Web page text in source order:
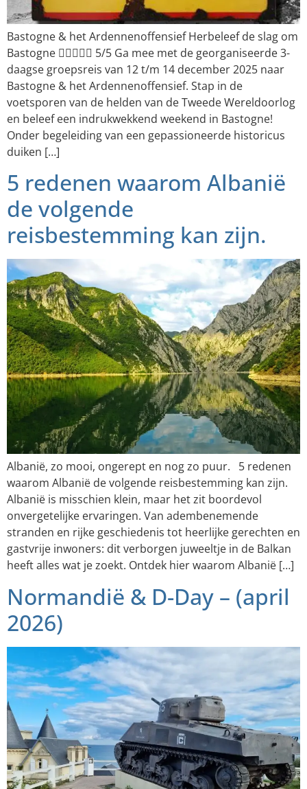
Bastogne & het Ardennenoffensief Herbeleef de slag om
Bastogne  5/5 Ga mee met de georganiseerde 3-
daagse groepsreis van 12 t/m 14 december 2025 naar
Bastogne & het Ardennenoffensief. Stap in de
voetsporen van de helden van de Tweede Wereldoorlog
en beleef een indrukwekkend weekend in Bastogne!
Onder begeleiding van een gepassioneerde historicus
duiken […]
5 redenen waarom Albanië
de volgende
reisbestemming kan zijn.
Albanië, zo mooi, ongerept en nog zo puur. 5 redenen
waarom Albanië de volgende reisbestemming kan zijn.
Albanië is misschien klein, maar het zit boordevol
onvergetelijke ervaringen. Van adembenemende
stranden en rijke geschiedenis tot heerlijke gerechten en
gastvrije inwoners: dit verborgen juweeltje in de Balkan
heeft alles wat je zoekt. Ontdek hier waarom Albanië […]
Normandië & D-Day – (april
2026)